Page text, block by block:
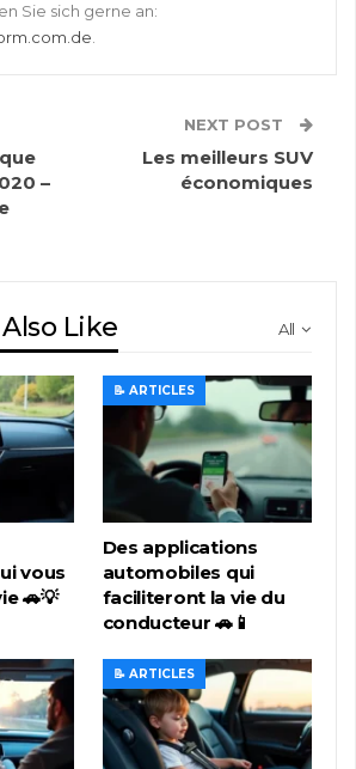
Sie sich gerne an:
–
NEXT POST
Les meilleurs SUV
économiques
All
Like
vous
🚗💡
📝 ARTICLES
Des applications
automobiles qui
faciliteront la vie du
conducteur 🚗📱
📝 ARTICLES